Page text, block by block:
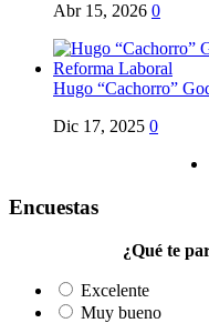
Abr 15, 2026 0
Hugo “Cachorro”
Dic 17, 2025 0
Encuestas
¿Qué te
Excelente
Muy bueno